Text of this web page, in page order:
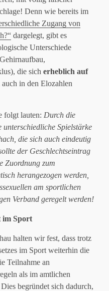
Denn wie bereits im
Zugang von
dargelegt, gibt es
Unterschiede
die sich erheblich auf
auch in den Elozahlen
folgt lauten: Durch die
Spielstärke
die sich auch eindeutig
der Geschlechtseintrag
Zuordnung zum
herangezogen werden,
am sportlichen
Verband geregelt werden!
im Sport
halten wir fest, dass trotz
im Sport weiterhin die
Teilnahme an
als im amtlichen
begründet sich dadurch,